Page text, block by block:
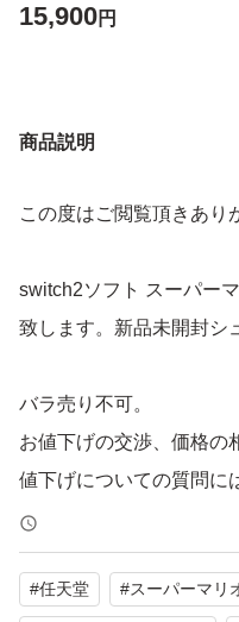
15,900円
商品説明
この度はご閲覧頂きあり
switch2ソフト スーパー
致します。新品未開封シ
バラ売り不可。
お値下げの交渉、価格の
値下げについての質問に
ゲームの内容、仕様等に
きませんのでご了承下さ
#任天堂 #スーパーマリ